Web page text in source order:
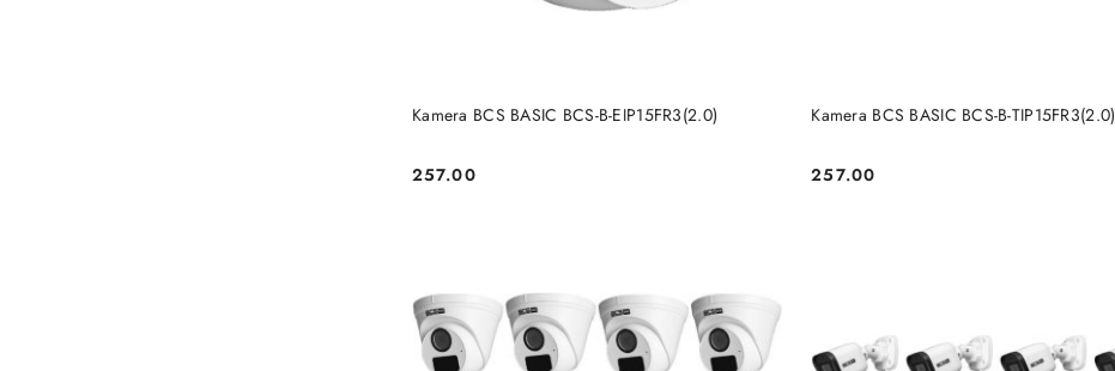
Kamera BCS BASIC BCS-B-EIP15FR3(2.0)
Cena:
257.00
Kamera BCS BASIC BCS-B-TIP15FR3(2.0)
Cena:
257.00